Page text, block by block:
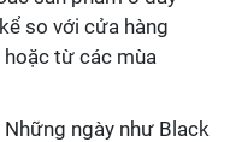
so với cửa hàng
từ các mùa
Những ngày như Black